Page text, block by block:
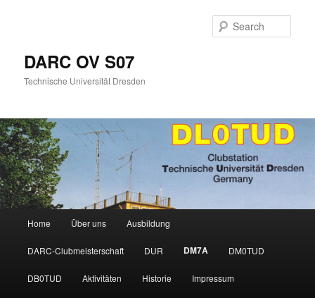
DARC OV S07
Technische Universität Dresden
Home Über uns Ausbildung
DARC-Clubmeisterschaft DUR DM7A DM0TUD
DB0TUD Aktivitäten Historie Impressum